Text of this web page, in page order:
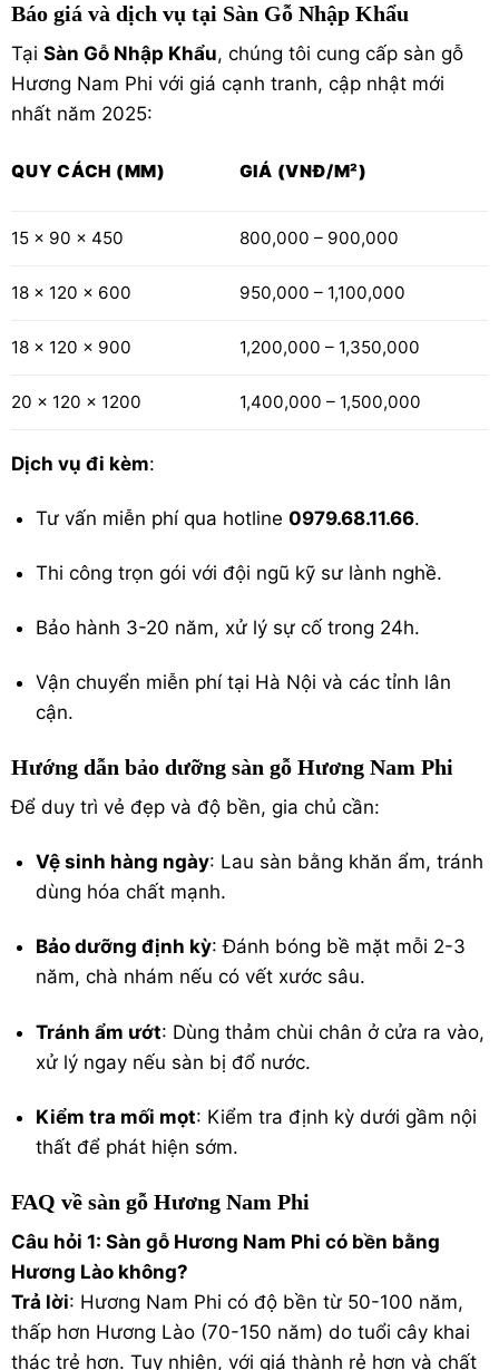
Báo giá và dịch vụ tại Sàn Gỗ Nhập Khẩu
Tại Sàn Gỗ Nhập Khẩu, chúng tôi cung cấp sàn gỗ
Hương Nam Phi với giá cạnh tranh, cập nhật mới
nhất năm 2025:
QUY CÁCH (MM) GIÁ (VNĐ/M²)
15 x 90 x 450 800,000 – 900,000
18 x 120 x 600 950,000 – 1,100,000
18 x 120 x 900 1,200,000 – 1,350,000
20 x 120 x 1200 1,400,000 – 1,500,000
Dịch vụ đi kèm:
Tư vấn miễn phí qua hotline0979.68.11.66.
Thi công trọn gói với đội ngũ kỹ sư lành nghề.
Bảo hành 3-20 năm, xử lý sự cố trong 24h.
Vận chuyển miễn phí tại Hà Nội và các tỉnh lân
cận.
Hướng dẫn bảo dưỡng sàn gỗ Hương Nam Phi
Để duy trì vẻ đẹp và độ bền, gia chủ cần:
Vệ sinh hàng ngày: Lau sàn bằng khăn ẩm, tránh
dùng hóa chất mạnh.
Bảo dưỡng định kỳ: Đánh bóng bề mặt mỗi 2-3
năm, chà nhám nếu có vết xước sâu.
Tránh ẩm ướt: Dùng thảm chùi chân ở cửa ra vào,
xử lý ngay nếu sàn bị đổ nước.
Kiểm tra mối mọt: Kiểm tra định kỳ dưới gầm nội
thất để phát hiện sớm.
FAQ về sàn gỗ Hương Nam Phi
Câu hỏi 1: Sàn gỗ Hương Nam Phi có bền bằng
Hương Lào không?
Trả lời: Hương Nam Phi có độ bền từ 50-100 năm,
thấp hơn Hương Lào (70-150 năm) do tuổi cây khai
thác trẻ hơn. Tuy nhiên, với giá thành rẻ hơn và chất